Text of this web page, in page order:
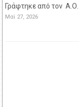
Γράφτηκε από τον Α.Ο.
Μαϊ 27, 2026